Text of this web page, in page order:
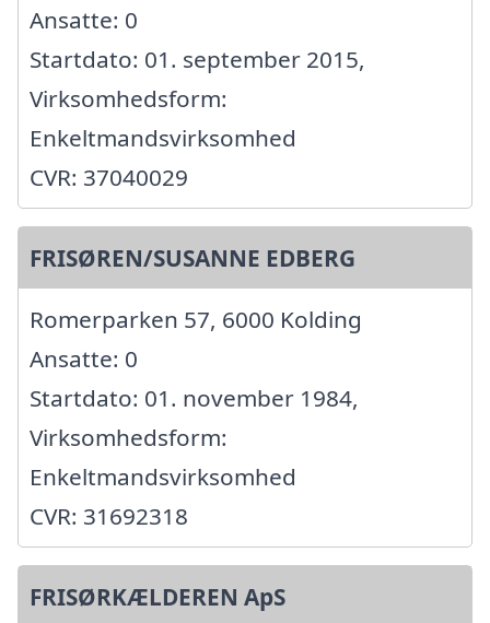
Ansatte: 0
Startdato: 01. september 2015,
Virksomhedsform:
Enkeltmandsvirksomhed
CVR: 37040029
FRISØREN/SUSANNE EDBERG
Romerparken 57, 6000 Kolding
Ansatte: 0
Startdato: 01. november 1984,
Virksomhedsform:
Enkeltmandsvirksomhed
CVR: 31692318
FRISØRKÆLDEREN ApS